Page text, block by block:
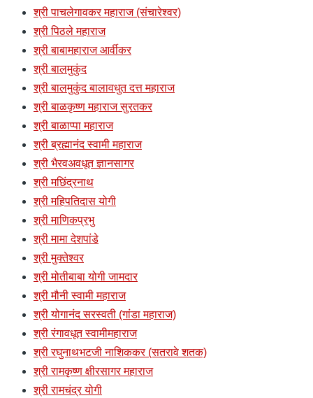
श्री पाचलेगावकर महाराज (संचारेश्वर)
श्री पिठले महाराज
श्री बाबामहाराज आर्वीकर
श्री बालमुकुंद
श्री बालमुकुंद बालावधुत दत्त महाराज
श्री बाळकृष्ण महाराज सुरतकर
श्री बाळाप्पा महाराज
श्री ब्रह्मानंद स्वामी महाराज
श्री भैरवअवधूत ज्ञानसागर
श्री मछिंद्रनाथ
श्री महिपतिदास योगी
श्री माणिकप्रभु
श्री मामा देशपांडे
श्री मुक्तेश्वर
श्री मोतीबाबा योगी जामदार
श्री मौनी स्वामी महाराज
श्री योगानंद सरस्वती (गांडा महाराज)
श्री रंगावधूत स्वामीमहाराज
श्री रघुनाथभटजी नाशिककर (सतरावे शतक)
श्री रामकृष्ण क्षीरसागर महाराज
श्री रामचंद्र योगी